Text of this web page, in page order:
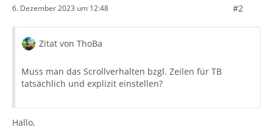
6. Dezember 2023 um 12:48 #2
Zitat von ThoBa
Muss man das Scrollverhalten bzgl. Zeilen für TB
tatsächlich und explizit einstellen?
Hallo,